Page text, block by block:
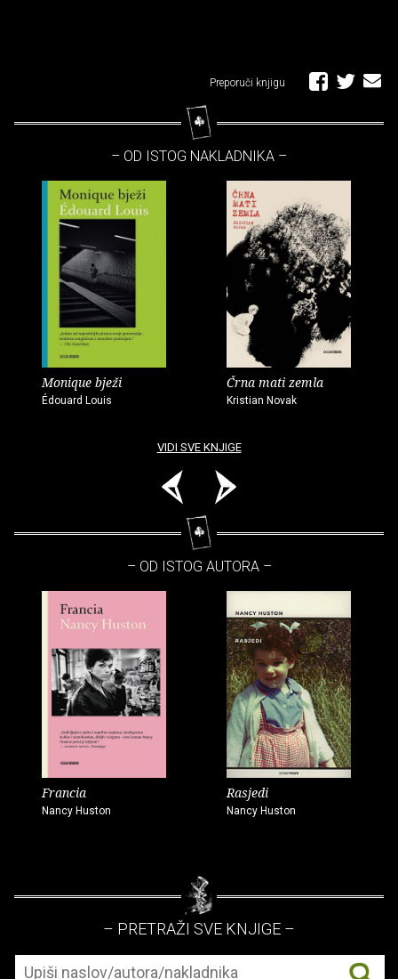
Preporuči knjigu
– OD ISTOG NAKLADNIKA –
Monique bježi
Édouard Louis
Črna mati zemla
Kristian Novak
VIDI SVE KNJIGE
– OD ISTOG AUTORA –
Francia
Nancy Huston
Rasjedi
Nancy Huston
– PRETRAŽI SVE KNJIGE –